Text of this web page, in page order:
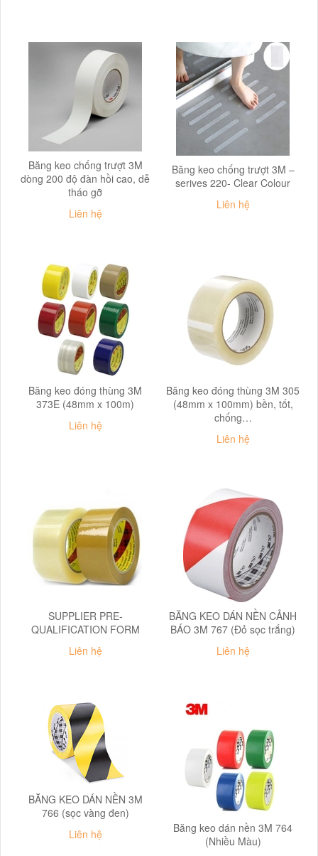
Băng keo chống trượt 3M
dòng 200 độ đàn hồi cao, dễ
tháo gỡ
Liên hệ
Băng keo chống trượt 3M –
serives 220- Clear Colour
Liên hệ
Băng keo đóng thùng 3M
373E (48mm x 100m)
Liên hệ
Băng keo đóng thùng 3M 305
(48mm x 100mm) bền, tốt,
chống…
Liên hệ
SUPPLIER PRE-
QUALIFICATION FORM
Liên hệ
BĂNG KEO DÁN NỀN CẢNH
BÁO 3M 767 (Đỏ sọc trắng)
Liên hệ
BĂNG KEO DÁN NỀN 3M
766 (sọc vàng đen)
Liên hệ
Băng keo dán nền 3M 764
(Nhiều Màu)